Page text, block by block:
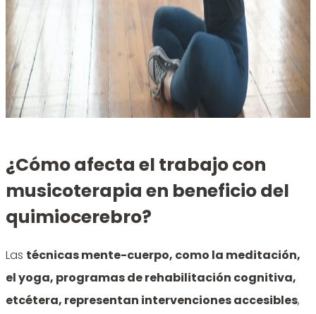
¿Cómo afecta el trabajo con
musicoterapia en beneficio del
quimiocerebro?
Las técnicas mente-cuerpo, como la meditación,
el yoga, programas de rehabilitación cognitiva,
etcétera, representan intervenciones accesibles,